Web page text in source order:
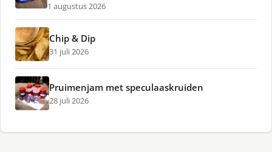
1 augustus 2026
Chip & Dip
31 juli 2026
Pruimenjam met speculaaskruiden
28 juli 2026